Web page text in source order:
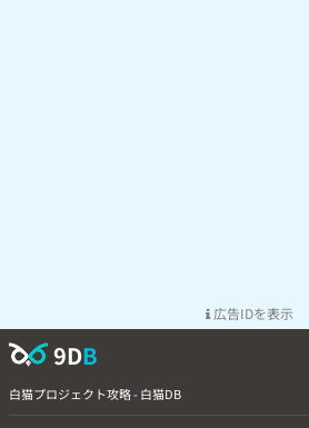
広告IDを表示
9DB
白猫プロジェクト攻略 - 白猫DB